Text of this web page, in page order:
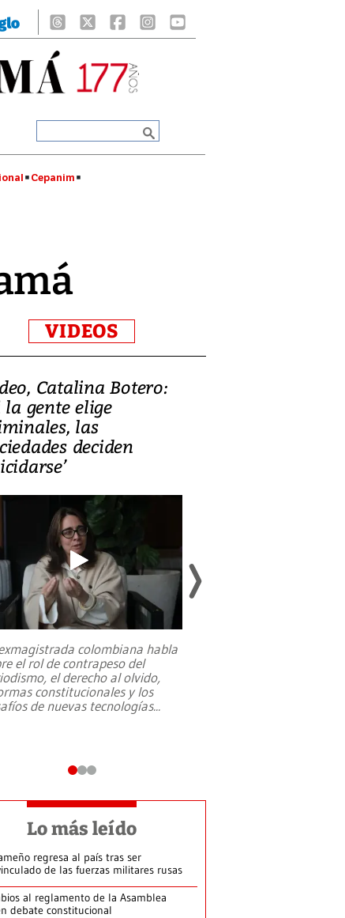
Cepanim
VIDEOS
Catalina Botero:
la gente elige
las
deciden
colombiana habla
el rol de contrapeso del
el derecho al olvido,
constitucionales y los
de nuevas tecnologías...
Lo más leído
regresa al país tras ser
de las fuerzas militares rusas
al reglamento de la Asamblea
debate constitucional